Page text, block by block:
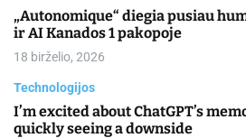
„Autonomique“ diegia pusiau
ir AI Kanados 1 pakopoje
18 birželio, 2026
Technologijos
I’m excited about ChatGPT’s
quickly seeing a downside